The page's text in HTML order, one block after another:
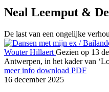
Neal Leemput &
De last van een ongelijke
Wouter Hillaert Gezien op 13
Antwerpen, in het kader van
meer info download PDF
16 december 2025